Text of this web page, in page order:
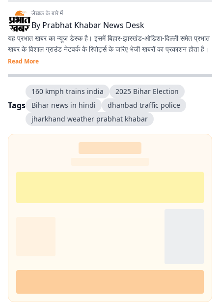
लेखक के बारे में
By Prabhat Khabar News Desk
यह प्रभात खबर का न्यूज डेस्क है। इसमें बिहार-झारखंड-ओडिशा-दिल्‍ली समेत प्रभात
खबर के विशाल ग्राउंड नेटवर्क के रिपोर्ट्स के जरिए भेजी खबरों का प्रकाशन होता है।
Read More
Tags
160 kmph trains india
2025 Bihar Election
Bihar news in hindi
dhanbad traffic police
jharkhand weather prabhat khabar